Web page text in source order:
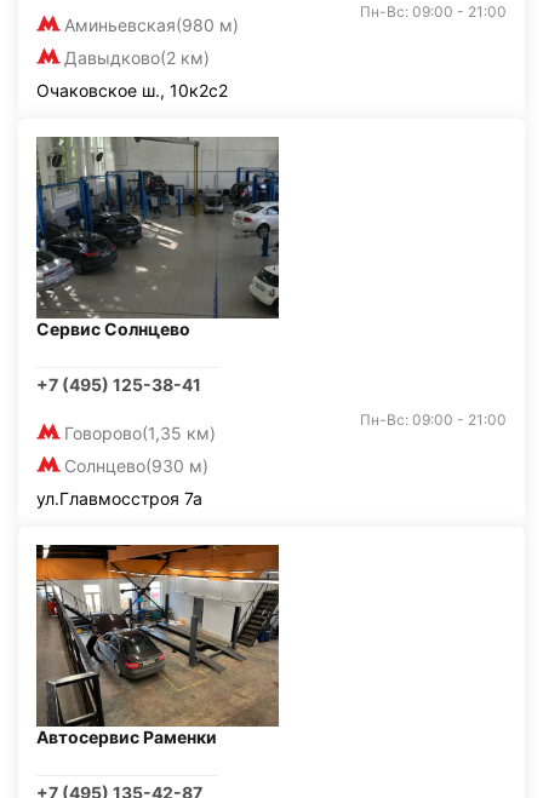
Аминьевская(980 м)
Давыдково(2 км)
Пн-Вс: 09:00 - 21:00
Очаковское ш., 10к2с2
Сервис Солнцево
+7 (495) 125-38-41
Говорово(1,35 км)
Солнцево(930 м)
Пн-Вс: 09:00 - 21:00
ул.Главмосстроя 7а
Автосервис Раменки
+7 (495) 135-42-87